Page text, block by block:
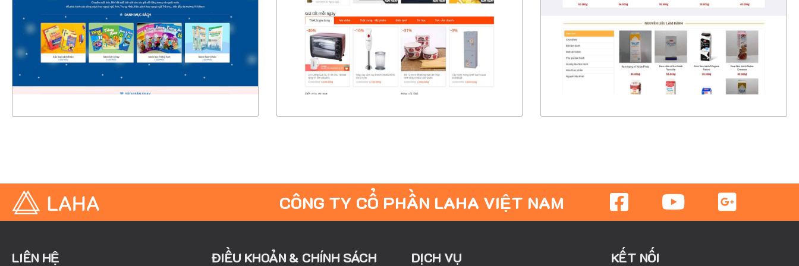
CHI TIẾT
XEM THỰC TẾ
CHI TIẾT
XEM THỰC TẾ
CHI TIẾT
XEM THỰC TẾ
CÔNG TY CỔ PHẦN LAHA VIỆT NAM
LIÊN HỆ ĐIỀU KHOẢN & CHÍNH SÁCH DỊCH VỤ KẾT NỐI